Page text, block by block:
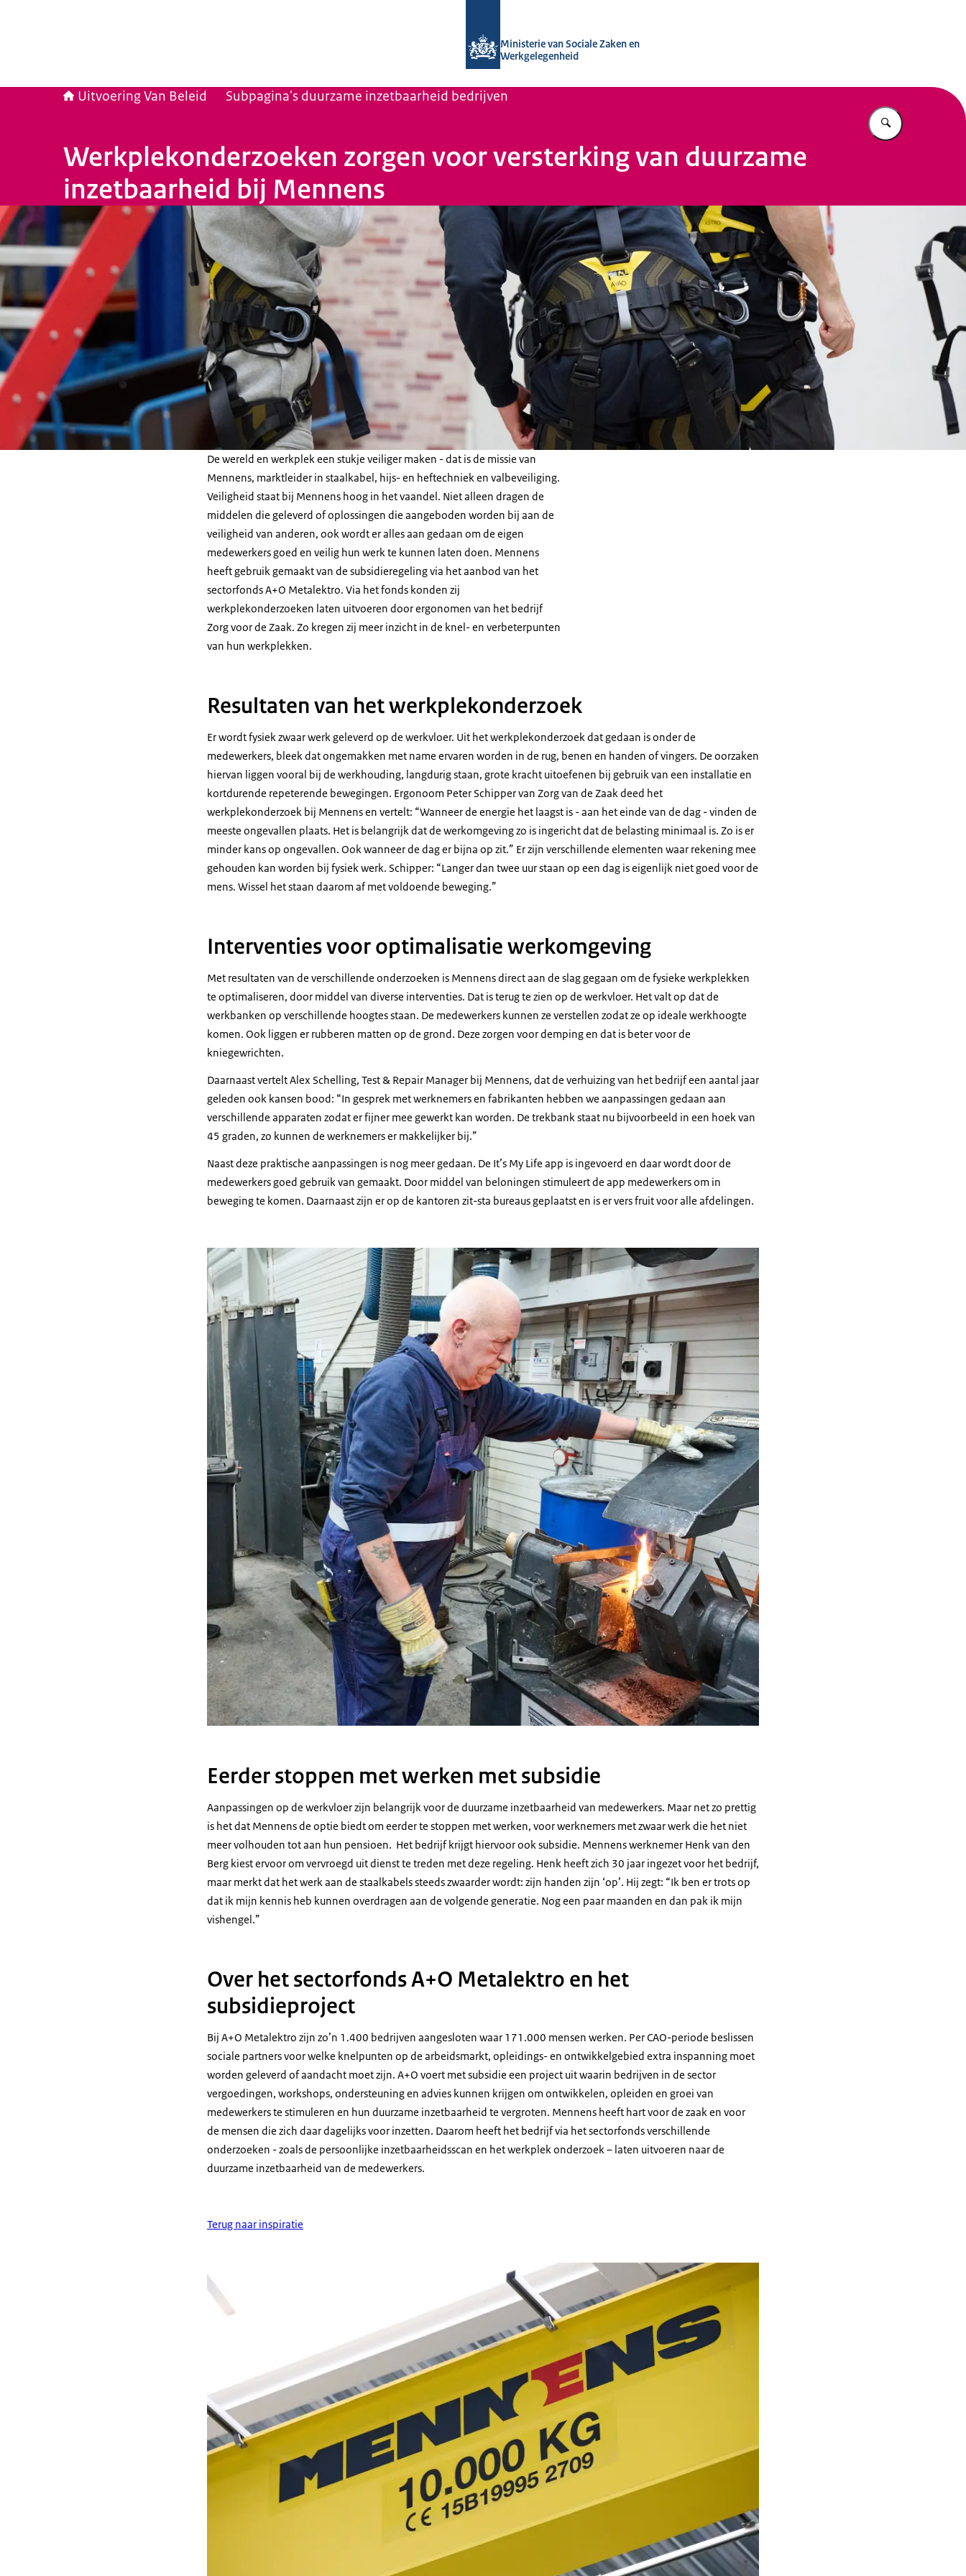
Ministerie van Sociale Zaken en
Werkgelegenheid
Uitvoering Van Beleid Subpagina's duurzame inzetbaarheid bedrijven
Vul in wat u
Werkplekonderzoeken zorgen voor versterking van duurzame
inzetbaarheid bij Mennens
De wereld en werkplek een stukje veiliger maken - dat is de missie van
Mennens, marktleider in staalkabel, hijs- en heftechniek en valbeveiliging.
Veiligheid staat bij Mennens hoog in het vaandel. Niet alleen dragen de
middelen die geleverd of oplossingen die aangeboden worden bij aan de
veiligheid van anderen, ook wordt er alles aan gedaan om de eigen
medewerkers goed en veilig hun werk te kunnen laten doen. Mennens
heeft gebruik gemaakt van de subsidieregeling via het aanbod van het
sectorfonds A+O Metalektro. Via het fonds konden zij
werkplekonderzoeken laten uitvoeren door ergonomen van het bedrijf
Zorg voor de Zaak. Zo kregen zij meer inzicht in de knel- en verbeterpunten
van hun werkplekken.
Resultaten van het werkplekonderzoek
Er wordt fysiek zwaar werk geleverd op de werkvloer. Uit het werkplekonderzoek dat gedaan is onder de
medewerkers, bleek dat ongemakken met name ervaren worden in de rug, benen en handen of vingers. De oorzaken
hiervan liggen vooral bij de werkhouding, langdurig staan, grote kracht uitoefenen bij gebruik van een installatie en
kortdurende repeterende bewegingen. Ergonoom Peter Schipper van Zorg van de Zaak deed het
werkplekonderzoek bij Mennens en vertelt: “Wanneer de energie het laagst is - aan het einde van de dag - vinden de
meeste ongevallen plaats. Het is belangrijk dat de werkomgeving zo is ingericht dat de belasting minimaal is. Zo is er
minder kans op ongevallen. Ook wanneer de dag er bijna op zit.” Er zijn verschillende elementen waar rekening mee
gehouden kan worden bij fysiek werk. Schipper: “Langer dan twee uur staan op een dag is eigenlijk niet goed voor de
mens. Wissel het staan daarom af met voldoende beweging.”
Interventies voor optimalisatie werkomgeving
Met resultaten van de verschillende onderzoeken is Mennens direct aan de slag gegaan om de fysieke werkplekken
te optimaliseren, door middel van diverse interventies. Dat is terug te zien op de werkvloer. Het valt op dat de
werkbanken op verschillende hoogtes staan. De medewerkers kunnen ze verstellen zodat ze op ideale werkhoogte
komen. Ook liggen er rubberen matten op de grond. Deze zorgen voor demping en dat is beter voor de
kniegewrichten.
Daarnaast vertelt Alex Schelling, Test & Repair Manager bij Mennens, dat de verhuizing van het bedrijf een aantal jaar
geleden ook kansen bood: “In gesprek met werknemers en fabrikanten hebben we aanpassingen gedaan aan
verschillende apparaten zodat er fijner mee gewerkt kan worden. De trekbank staat nu bijvoorbeeld in een hoek van
45 graden, zo kunnen de werknemers er makkelijker bij.”
Naast deze praktische aanpassingen is nog meer gedaan. De It’s My Life app is ingevoerd en daar wordt door de
medewerkers goed gebruik van gemaakt. Door middel van beloningen stimuleert de app medewerkers om in
beweging te komen. Daarnaast zijn er op de kantoren zit-sta bureaus geplaatst en is er vers fruit voor alle afdelingen.
Eerder stoppen met werken met subsidie
Aanpassingen op de werkvloer zijn belangrijk voor de duurzame inzetbaarheid van medewerkers. Maar net zo prettig
is het dat Mennens de optie biedt om eerder te stoppen met werken, voor werknemers met zwaar werk die het niet
meer volhouden tot aan hun pensioen. Het bedrijf krijgt hiervoor ook subsidie. Mennens werknemer Henk van den
Berg kiest ervoor om vervroegd uit dienst te treden met deze regeling. Henk heeft zich 30 jaar ingezet voor het bedrijf,
maar merkt dat het werk aan de staalkabels steeds zwaarder wordt: zijn handen zijn ‘op’. Hij zegt: “Ik ben er trots op
dat ik mijn kennis heb kunnen overdragen aan de volgende generatie. Nog een paar maanden en dan pak ik mijn
vishengel.”
Over het sectorfonds A+O Metalektro en het
subsidieproject
Bij A+O Metalektro zijn zo’n 1.400 bedrijven aangesloten waar 171.000 mensen werken. Per CAO-periode beslissen
sociale partners voor welke knelpunten op de arbeidsmarkt, opleidings- en ontwikkelgebied extra inspanning moet
worden geleverd of aandacht moet zijn. A+O voert met subsidie een project uit waarin bedrijven in de sector
vergoedingen, workshops, ondersteuning en advies kunnen krijgen om ontwikkelen, opleiden en groei van
medewerkers te stimuleren en hun duurzame inzetbaarheid te vergroten. Mennens heeft hart voor de zaak en voor
de mensen die zich daar dagelijks voor inzetten. Daarom heeft het bedrijf via het sectorfonds verschillende
onderzoeken - zoals de persoonlijke inzetbaarheidsscan en het werkplek onderzoek – laten uitvoeren naar de
duurzame inzetbaarheid van de medewerkers.
Terug naar inspiratie